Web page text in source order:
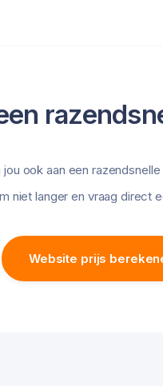
ook aan een razendsnelle
niet langer en vraag direct
Website prijs